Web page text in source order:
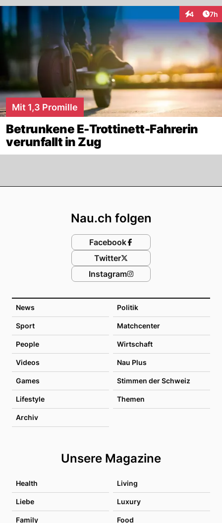
4 7h
Mit 1,3 Promille
Betrunkene E-Trottinett-Fahrerin
verunfallt in Zug
News Politik
Sport Matchcenter
People Wirtschaft
Videos Nau Plus
Games Stimmen der Schweiz
Lifestyle Themen
Archiv
Unsere Magazine
Health Living
Liebe Luxury
Family Food
Nau.ch folgen
Facebook
Twitter
Instagram